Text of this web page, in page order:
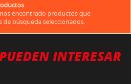
encontrado productos que
búsqueda seleccionados.
INTERESAR